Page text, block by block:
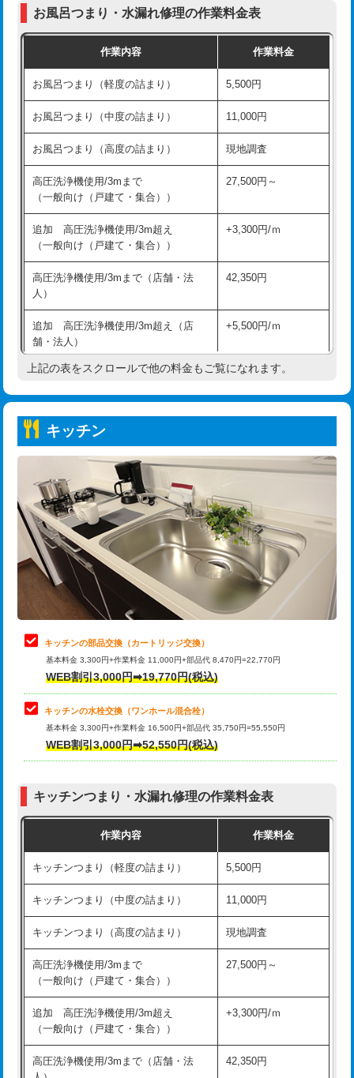
交換・取付（普通便座） 11,000円+材料費
交換・取付（温水洗浄便座） 16,500円+材料費
交換・取付(単水栓（壁付・デッキ
式）)
13,200円+材料費
交換・取付(混合水栓（壁付・デッキ
式・ワンホール）)
16,500円+材料費
交換・取付(排水栓・排水トラップ
（P/S/ポップアップ））
22,000円+材料費
交換・取付（その他部品） 11,000円+材料費
持込商品取付（単水栓） 13,200円
持込商品取付（混合水栓）
持込商品取付（浄水器・分岐水栓） 16,500円
持込商品取付（温水洗浄便座） 22,000円
持込商品取付（普通便座⇔温水洗浄便
22,000円
給水管工事※（ホール加工)
給水管工事※（バンド止め) 3,300円
給水管工事※（支持金具設置) 5,500円
給水管工事※（保温材使用（バンド止
め込み）)
5,500円
給水管工事※（土の掘削・埋め戻し作
11,000円
給水管工事※（塩ビ管（VP・HI）使
用/3ｍまで)
給水管工事※（塩ビ管（VP・HI）使
用（追加）/3ｍ超え)
給水管工事※（ライニング鋼管・銅
管・ポリ管・HT管使用/3ｍまで)
44,000円
管・ポリ管・HT管使用/3ｍ超え)
排水管工事（土の掘削・埋め戻し作
11,000円~
排水管工事（排水管工事/3ｍまで） 55,000円
排水管工事（追加 排水管工事/3ｍ超
+11,000円
マス交換（深さ50㎝未満）
マス交換（深さ50㎝以上） 66,000円
コンクリート斫り（厚さ10㎝まで）
お風呂つまり・水漏れ修理の作業料金表
作業内容 作業料金
お風呂つまり（軽度の詰まり） 5,500円
お風呂つまり（中度の詰まり） 11,000円
お風呂つまり（高度の詰まり） 現地調査
高圧洗浄機使用/3mまで
（一般向け（戸建て・集合））
27,500円～
追加 高圧洗浄機使用/3m超え
（一般向け（戸建て・集合））
+3,300円/ｍ
高圧洗浄機使用/3mまで（店舗・法
人）
42,350円
追加 高圧洗浄機使用/3m超え（店
舗・法人）
+5,500円/ｍ
高度高圧洗浄換 現地調査
トーラー機使用/3mまで
追加トーラー機使用/3m超え +3,300円
カメラ調査 33,000円
桝清掃 8,800円
止水・漏水調査・防水処理・清掃・修
理・調整・分解・加工など（軽作業）
11,000円
止水・漏水調査・防水処理・清掃・修
理・調整・分解・加工など（中作業）
22,000円
止水・漏水調査・防水処理・清掃・修
理・調整・分解・加工など（重作業）
33,000円
お風呂タンク脱着
その他部品の脱着
式・ワンホール）)
交換・取付(排水栓・排水トラップ
22,000円+材料費
持込商品取付（単水栓）
持込商品取付（混合水栓） 16,500円
上記の表をスクロールで他の料金もご覧になれます。
キッチン
キッチンの部品交換（カートリッジ交換）
基本料金 3,300円+作業料金 11,000円+部品代 8,470円=22,770円
WEB割引3,000円➡19,770円(税込)
キッチンの水栓交換（ワンホール混合栓）
基本料金 3,300円+作業料金 16,500円+部品代 35,750円=55,550円
WEB割引3,000円➡52,550円(税込)
キッチンつまり・水漏れ修理の作業料金表
作業内容 作業料金
キッチンつまり（軽度の詰まり） 5,500円
キッチンつまり（中度の詰まり） 11,000円
キッチンつまり（高度の詰まり） 現地調査
高圧洗浄機使用/3mまで
（一般向け（戸建て・集合））
27,500円～
追加 高圧洗浄機使用/3m超え
（一般向け（戸建て・集合））
+3,300円/ｍ
高圧洗浄機使用/3mまで（店舗・法
42,350円